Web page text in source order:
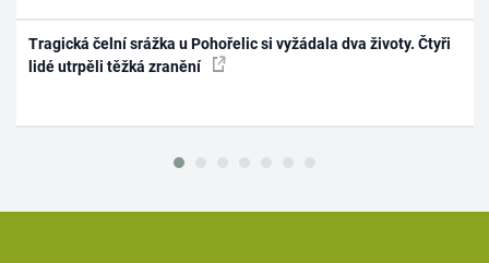
Tragická čelní srážka u Pohořelic si vyžádala dva životy. Čtyři
lidé utrpěli těžká zranění